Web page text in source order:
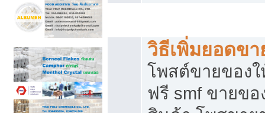
วิธีเพิ่มยอดข
โพสต์ขายของ
ฟรี smf ขายข